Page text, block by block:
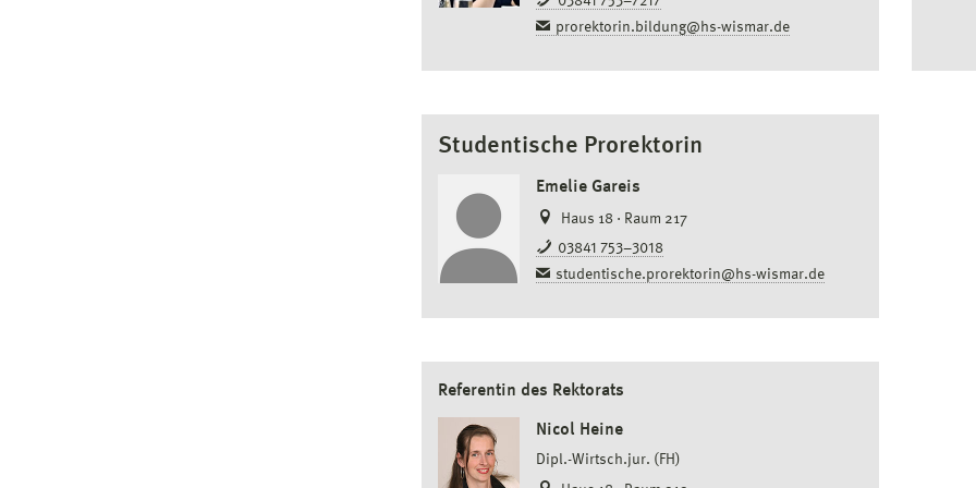
prorektorin.bildung@hs-wismar.de
Studentische Prorektorin
Emelie Gareis
Haus 18 · Raum 217
03841 753–3018
studentische.prorektorin@hs-wismar.de
Referentin des Rektorats
Nicol Heine
Dipl.-Wirtsch.jur. (FH)